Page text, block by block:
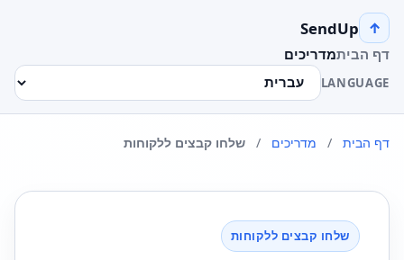
↑
SendUp
דף הביתמדריכים
LANGUAGE
דף הבית / מדריכים / שלחו קבצים ללקוחות
שלחו קבצים ללקוחות